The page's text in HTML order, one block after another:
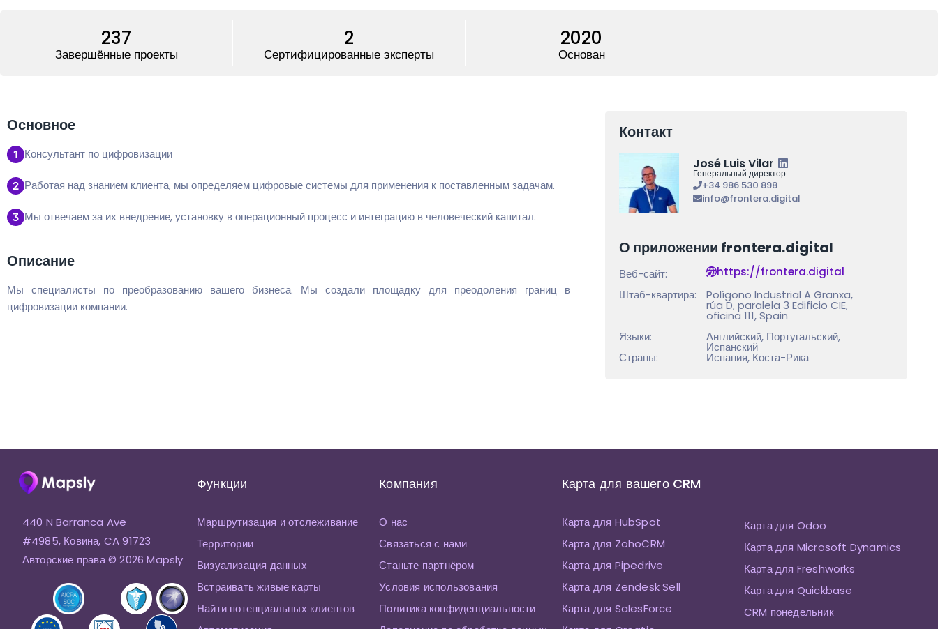
237
Завершённые проекты
2
Сертифицированные эксперты
2020
Основан
Основное
Консультант по цифровизации
Работая над знанием клиента, мы определяем цифровые системы для применения к поставленным задачам.
Мы отвечаем за их внедрение, установку в операционный процесс и интеграцию в человеческий капитал.
Описание
Мы специалисты по преобразованию вашего бизнеса. Мы создали площадку для преодоления границ в
цифровизации компании.
Контакт
José Luis Vilar
Генеральный директор
+34 986 530 898
info@frontera.digital
О приложении frontera.digital
Веб-сайт:
https://frontera.digital
Штаб-квартира:
Polígono Industrial A Granxa,
rúa D, paralela 3 Edificio CIE,
oficina 111, Spain
Языки:
Английский, Португальский,
Испанский
Страны: Испания, Коста-Рика
440 N Barranca Ave
#4985, Ковина, CA 91723
Авторские права © 2026 Mapsly
Функции
Маршрутизация и отслеживание
Территории
Визуализация данных
Встраивать живые карты
Найти потенциальных клиентов
Компания
О нас
Связаться с нами
Станьте партнёром
Условия использования
Политика конфиденциальности
Карта для вашего CRM
Карта для HubSpot
Карта для ZohoCRM
Карта для Pipedrive
Карта для Zendesk Sell
Карта для SalesForce
Карта для Odoo
Карта для Microsoft Dynamics
Карта для Freshworks
Карта для Quickbase
CRM понедельник